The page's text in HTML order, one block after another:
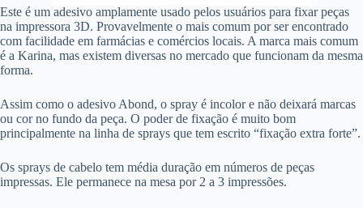
Este é um adesivo amplamente usado pelos usuários para fixar peças
na impressora 3D. Provavelmente o mais comum por ser encontrado
com facilidade em farmácias e comércios locais. A marca mais comum
é a Karina, mas existem diversas no mercado que funcionam da mesma
forma.
Assim como o adesivo Abond, o spray é incolor e não deixará marcas
ou cor no fundo da peça. O poder de fixação é muito bom
principalmente na linha de sprays que tem escrito “fixação extra forte”.
Os sprays de cabelo tem média duração em números de peças
impressas. Ele permanece na mesa por 2 a 3 impressões.